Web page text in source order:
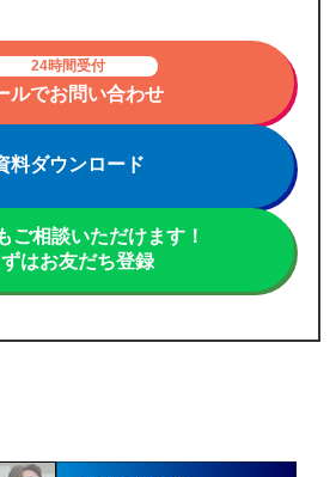
24時間受付
ルでお問い合わせ
料ダウンロード
ご相談いただけます！
ずはお友だち登録